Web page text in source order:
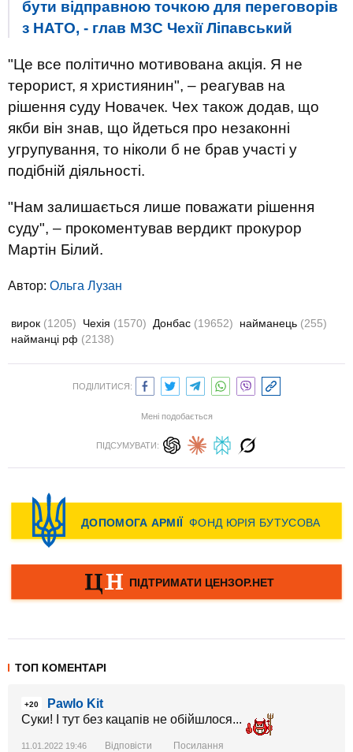
бути відправною точкою для переговорів
з НАТО, - глав МЗС Чехії Ліпавський
"Це все політично мотивована акція. Я не
терорист, я християнин", – реагував на
рішення суду Новачек. Чех також додав, що
якби він знав, що йдеться про незаконні
угрупування, то ніколи б не брав участі у
подібній діяльності.
"Нам залишається лише поважати рішення
суду", – прокоментував вердикт прокурор
Мартін Білий.
Автор: Ольга Лузан
вирок (1205) Чехія (1570) Донбас (19652) найманець (255)
найманці рф (2138)
ПОДІЛИТИСЯ:
Мені подобається
ПІДСУМУВАТИ:
ТОП КОМЕНТАРІ
+20
Pawlo Kit
Суки! І тут без кацапів не обійшлося...
11.01.2022 19:46 Відповісти Посилання